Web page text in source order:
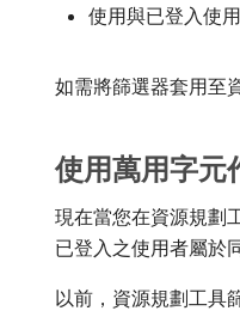
使用與已登入使
如需將篩選器套用至
使用萬用字元
現在當您在資源規劃
已登入之使用者屬於
以前，資源規劃工具